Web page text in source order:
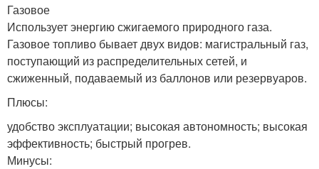
Газовое
Использует энергию сжигаемого природного газа.
Газовое топливо бывает двух видов: магистральный газ,
поступающий из распределительных сетей, и
сжиженный, подаваемый из баллонов или резервуаров.
Плюсы:
удобство эксплуатации; высокая автономность; высокая
эффективность; быстрый прогрев.
Минусы: